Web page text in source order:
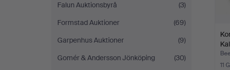
Falun Auktionsbyrå
(3)
Formstad Auktioner
(69)
Garpenhus Auktioner
(9)
Gomér & Andersson Jönköping
(30)
11